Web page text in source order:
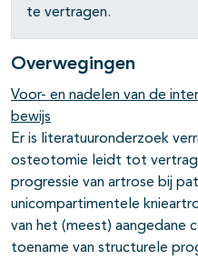
te vertragen.
Overwegingen
Voor- en nadelen van de
bewijs
Er is literatuuronderzoek
osteotomie leidt tot
progressie van artrose bij
unicompartimentele
van het (meest) aangedane
toename van structurele